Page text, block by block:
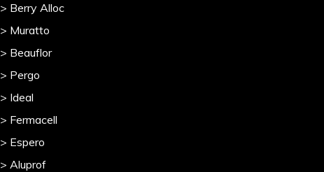
> Berry Alloc
> Muratto
> Beauflor
> Pergo
> Ideal
> Fermacell
> Espero
> Aluprof